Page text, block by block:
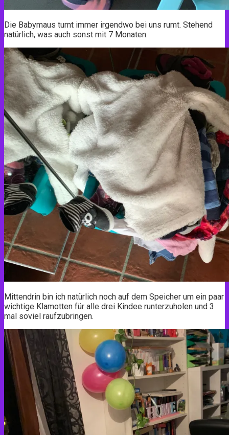
Die Babymaus turnt immer irgendwo bei uns rumt. Stehend
natürlich, was auch sonst mit 7 Monaten.
Mittendrin bin ich natürlich noch auf dem Speicher um ein paar
wichtige Klamotten für alle drei Kindee runterzuholen und 3
mal soviel raufzubringen.